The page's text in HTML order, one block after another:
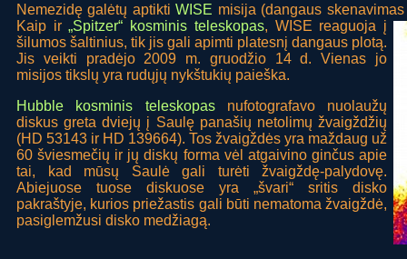
Nemezidę galėtų aptiktiWISE misija (dangaus
Kaip ir„Spitzer“ kosminis teleskopas, WISE reaguoja į
šilumos šaltinius, tik jis gali apimti platesnį dangaus plotą.
Jis veikti pradėjo 2009 m. gruodžio 14 d. Vienas jo
misijos tikslų yra rudųjų nykštukių paieška.
Hubble kosminis teleskopasnufotografavo nuolaužų
diskus greta dviejų į Saulę panašių netolimų žvaigždžių
(HD 53143 ir HD 139664). Tos žvaigždės yra maždaug už
60 šviesmečių ir jų diskų forma vėl atgaivino ginčus apie
tai, kad mūsų Saulė gali turėti žvaigždę-palydovę.
Abiejuose tuose diskuose yra „švari“ sritis disko
pakraštyje, kurios priežastis gali būti nematoma žvaigždė,
pasiglemžusi disko medžiagą.